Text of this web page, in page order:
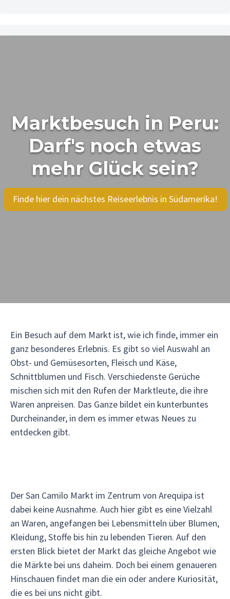
Marktbesuch in Peru:
Darf's noch etwas
mehr Glück sein?
Finde hier dein nächstes Reiseerlebnis in Südamerika!
Ein Besuch auf dem Markt ist, wie ich finde, immer ein
ganz besonderes Erlebnis. Es gibt so viel Auswahl an
Obst- und Gemüsesorten, Fleisch und Käse,
Schnittblumen und Fisch. Verschiedenste Gerüche
mischen sich mit den Rufen der Marktleute, die ihre
Waren anpreisen. Das Ganze bildet ein kunterbuntes
Durcheinander, in dem es immer etwas Neues zu
entdecken gibt.
Der San Camilo Markt im Zentrum von Arequipa ist
dabei keine Ausnahme. Auch hier gibt es eine Vielzahl
an Waren, angefangen bei Lebensmitteln über Blumen,
Kleidung, Stoffe bis hin zu lebenden Tieren. Auf den
ersten Blick bietet der Markt das gleiche Angebot wie
die Märkte bei uns daheim. Doch bei einem genaueren
Hinschauen findet man die ein oder andere Kuriosität,
die es bei uns nicht gibt.